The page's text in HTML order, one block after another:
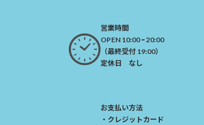
営業時間
OPEN 10:00 ｰ 20:00
（最終受付 19:00）​
定休日 なし
お支払い方法
・クレジットカード